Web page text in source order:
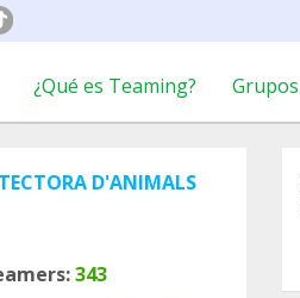
¿Qué es Teaming? Grupos
D'ANIMALS
343